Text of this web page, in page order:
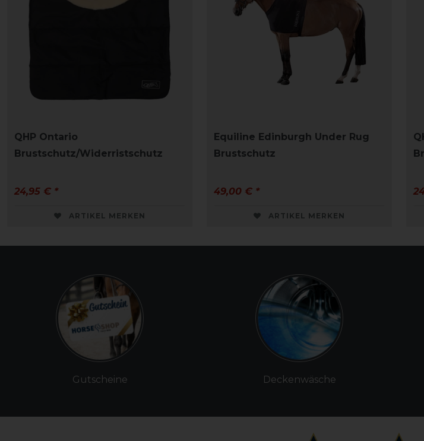
QHP Ontario
Brustschutz/Widerristschutz
24,95 € *
ARTIKEL MERKEN
Equiline Edinburgh Under Rug
Brustschutz
49,00 € *
ARTIKEL MERKEN
Gutscheine Deckenwäsche